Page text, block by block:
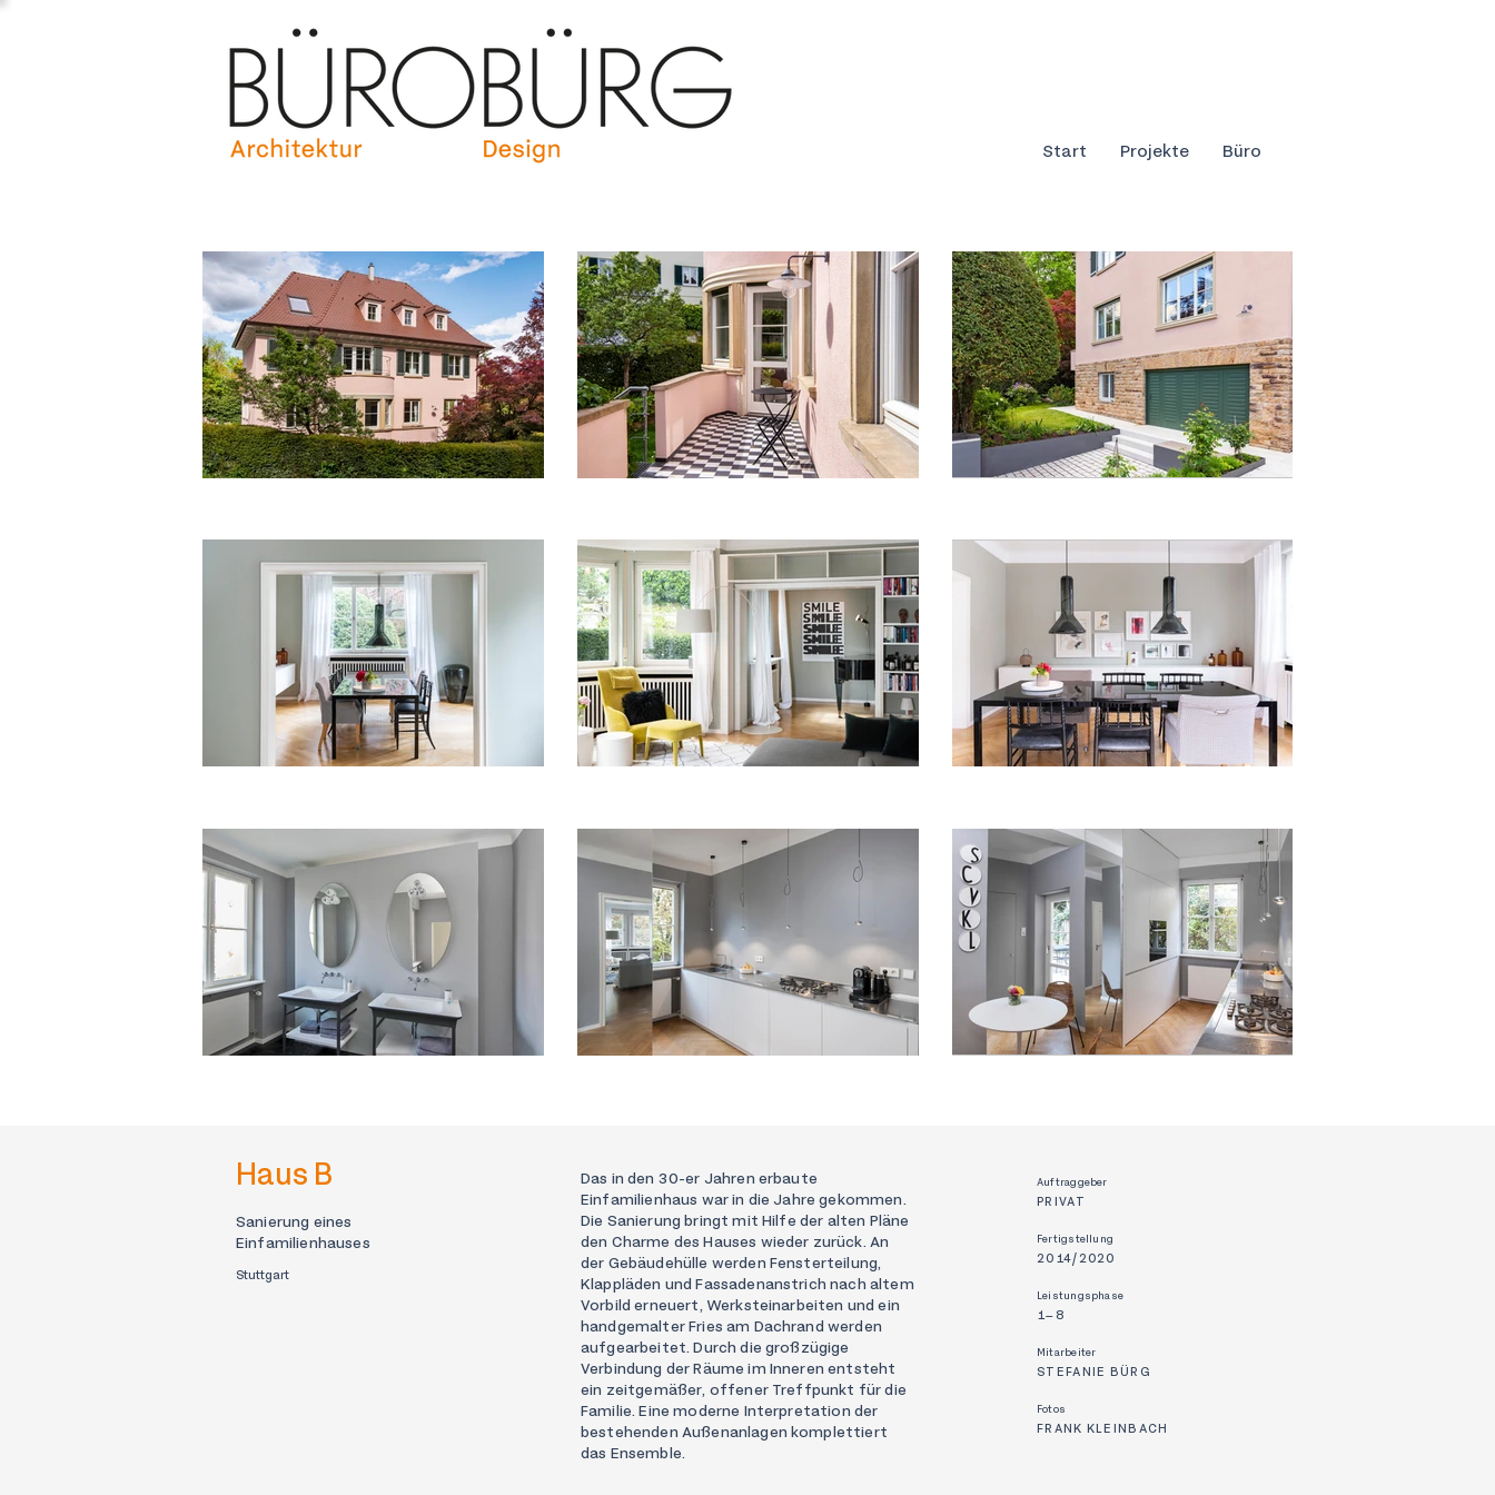
Start Projekte Büro
Haus B
Sanierung eines
Einfamilienhauses
Stuttgart
Das in den 30-er Jahren erbaute
Einfamilienhaus war in die Jahre gekommen.
Die Sanierung bringt mit Hilfe der alten Pläne
den Charme des Hauses wieder zurück. An
der Gebäudehülle werden Fensterteilung,
Klappläden und Fassadenanstrich nach altem
Vorbild erneuert, Werksteinarbeiten und ein
handgemalter Fries am Dachrand werden
aufgearbeitet. Durch die großzügige
Verbindung der Räume im Inneren entsteht
ein zeitgemäßer, offener Treffpunkt für die
Familie. Eine moderne Interpretation der
bestehenden Außenanlagen komplettiert
das Ensemble.
Auftraggeber
PRIVAT
Fertigstellung
2014/2020
Leistungsphase
1–8
Mitarbeiter
STEFANIE BÜRG
Fotos
FRANK KLEINBACH